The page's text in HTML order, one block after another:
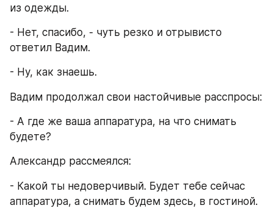
из одежды.
- Нет, спасибо, - чуть резко и отрывисто
ответил Вадим.
- Ну, как знаешь.
Вадим продолжал свои настойчивые расспросы:
- А где же ваша аппаратура, на что снимать
будете?
Александр рассмеялся:
- Какой ты недоверчивый. Будет тебе сейчас
аппаратура, а снимать будем здесь, в гостиной.